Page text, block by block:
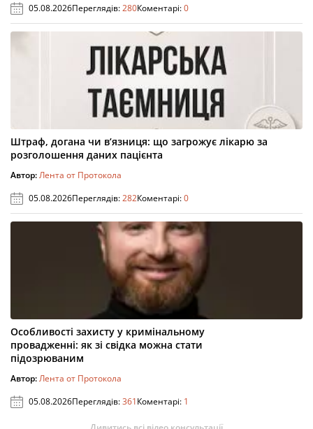
05.08.2026Переглядів:280Коментарі:0
Штраф, догана чи в’язниця: що загрожує лікарю за
розголошення даних пацієнта
Автор:Лента от Протокола
05.08.2026Переглядів:282Коментарі:0
Особливості захисту у кримінальному
провадженні: як зі свідка можна стати
підозрюваним
Автор:Лента от Протокола
05.08.2026Переглядів:361Коментарі: 1